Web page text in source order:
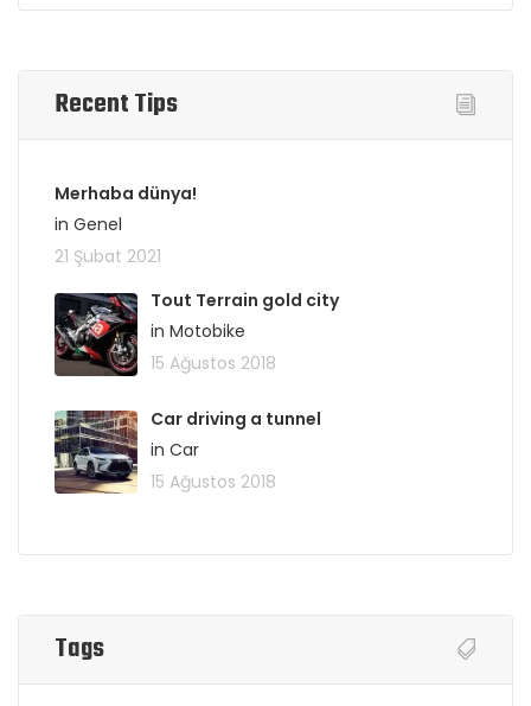
Recent Tips
Merhaba dünya!
in Genel
21 Şubat 2021
Tout Terrain gold city
in Motobike
15 Ağustos 2018
Car driving a tunnel
in Car
15 Ağustos 2018
Tags